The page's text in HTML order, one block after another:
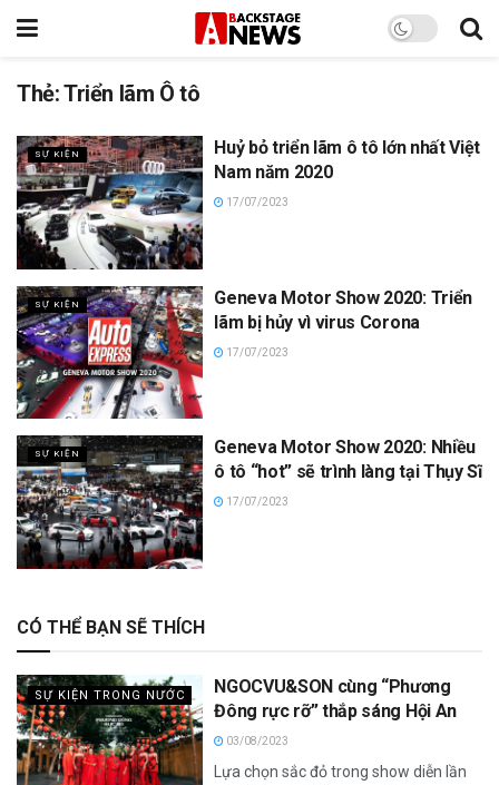
Thẻ:Triển lãm Ô tô
SỰ KIỆN
Huỷ bỏ triển lãm ô tô lớn nhất Việt
Nam năm 2020
17/07/2023
SỰ KIỆN
Geneva Motor Show 2020: Triển
lãm bị hủy vì virus Corona
17/07/2023
SỰ KIỆN
Geneva Motor Show 2020: Nhiều
ô tô “hot” sẽ trình làng tại Thụy Sĩ
17/07/2023
CÓ THỂ BẠN SẼ THÍCH
SỰ KIỆN TRONG NƯỚC
NGOCVU&SON cùng “Phương
Đông rực rỡ” thắp sáng Hội An
03/08/2023
Lựa chọn sắc đỏ trong show diễn lần